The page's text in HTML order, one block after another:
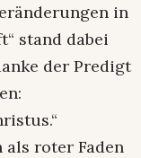
in
stand dabei
der Predigt
als roter Faden